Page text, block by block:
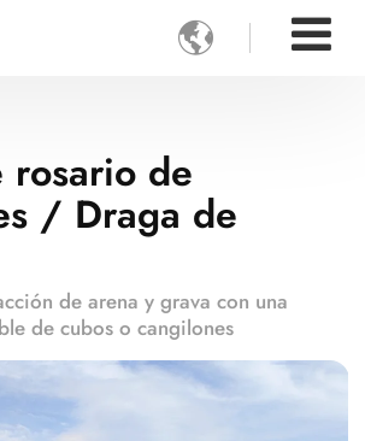

rosario de
/ Draga de
de arena y grava con una
de cubos o cangilones